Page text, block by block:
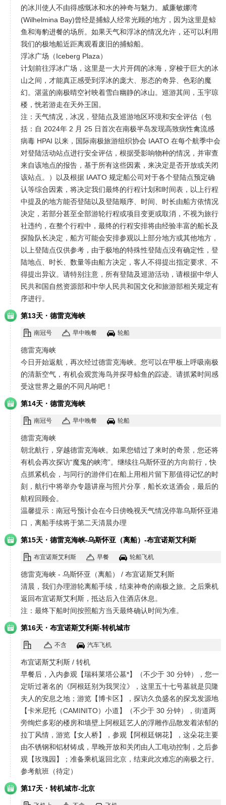
的冰川使人不由得感慨冰和水的神奇与魅力。威廉敏娜湾
(Wilhelmina Bay)曾经是捕鲸人经常光顾的地方，因为这里是鲸
鱼和海豹进餐的场所。如果天气和浮冰的情况允许，还可以利用
我们的极地船近距离观看废旧的捕鲸船。
浮冰广场（Iceberg Plaza）
计划前往浮冰广场，这里是一大片开阔的冰海，穿梭于巨大的冰
山之间，才能真正感受到浮冰的庞大、形态的奇异、色彩的魔
幻。湛蓝的南极晴空衬映着雪白幽静的冰山。巡游其间，玉宇琼
楼，恍若游走在天外王国。
注：天气情况，冰况，登陆点及巡游地区环境和安全评估（包
括：自 2024年 2 月 25 日首次在南极半岛发现高致病性禽流感
病毒 HPAI 以来，国际南极旅游组织协会 IAATO 在每个航季中会
对登陆活动站点进行安全评估，根据受影响物种的情况，并审查
来自该地点的报告，基于所有这些因素，来决定是否开放或关闭
该站点。）以及根据 IAATO 规定船公司对于各个登陆点预定确
认等综合因素，将决定我们最终的行程计划和时间表，以上行程
中提及的地方能否登陆以及登陆顺序、时间、时长由船方依情况
决定，若部分甚至全部游轮行程或项目变更或取消，不视为旅行
社违约，在整个行程中，最终的行程安排将由经验丰富的船长及
探险队长决定，船方可能会安排参观以上部分地方或其他地方，
以上登陆点仅供参考，由于极地的特殊性登陆点没有确定性，登
陆地点、时长、数量等由船方决定，客人不得提出指定要求、不
得提出异议。请特别注意，所有登陆及巡游活动，请根据中华人
民共和国自然资源部和中华人民共和国文化和旅游部相关规定有
序进行。
第13天 · 德雷克海峡
南冠号 早中晚餐 轮船
德雷克海峡
今日开始返航，再次经过德雷克海峡。您可以在甲板上呼吸南极
的清新空气，有机会观赏海鸟并探寻鲸鱼的踪迹。请抓紧时间感
受这世界之最的不同凡响吧！
第14天 · 德雷克海峡
南冠号 早中晚餐 轮船
德雷克海峡
朝北航行，穿越德雷克海峡。如果您错过了来时的奇景，您还将
有机会再次探访“魔鬼的峡湾”。继续往乌斯怀亚的方向前行，快
点抓紧机会，与同行的游伴们在船上用相片留下那值得记忆的时
刻，航行中将举办专题讲座与照片分享，船长欢送酒会，最后的
航程回顾会。
温馨提示：南冠号预计会在今日傍晚视天气情况停靠乌斯怀亚港
口，离船手续将于第二天清晨办理
第15天 · 德雷克海峡-乌斯怀亚（离船）-布宜诺斯艾利斯
布宜诺斯艾利斯 早餐 轮船飞机
德雷克海峡 - 乌斯怀亚（离船） / 布宜诺斯艾利斯
清晨，我们办理游轮离船手续，结束神奇的南极之旅。之后乘机
返回布宜诺斯艾利斯，抵达后入住酒店休息。
注：最终下船时间按照船方当天最终确认时间为准。
第16天 · 布宜诺斯艾利斯-转机城市
不含 汽车飞机
布宜诺斯艾利斯 / 转机
早餐后，入内参观【瑞科莱塔公墓*】（不少于 30 分钟），您一
定听过著名的《阿根廷别为我哭泣》，这里五十七号墓就是贝隆
夫人的安息之地；游览【博卡区】，探访久负盛名的探戈发源地
【卡米尼托（CAMINITO）小道】（不少于 30 分钟），街道两
旁绚烂多彩的楼房和墙壁上阿根廷艺人的浮雕作品散发着浓郁的
拉丁风情，游览【女人桥】，参观【阿根廷钢花】，这朵花主要
由不锈钢和铝材铸成，早晚开放和关闭由人工电动控制，之后参
观【玫瑰园】；准备乘机返回北京，结束此次难忘的南极之行。
参考航班（待定）
第17天 · 转机城市-北京